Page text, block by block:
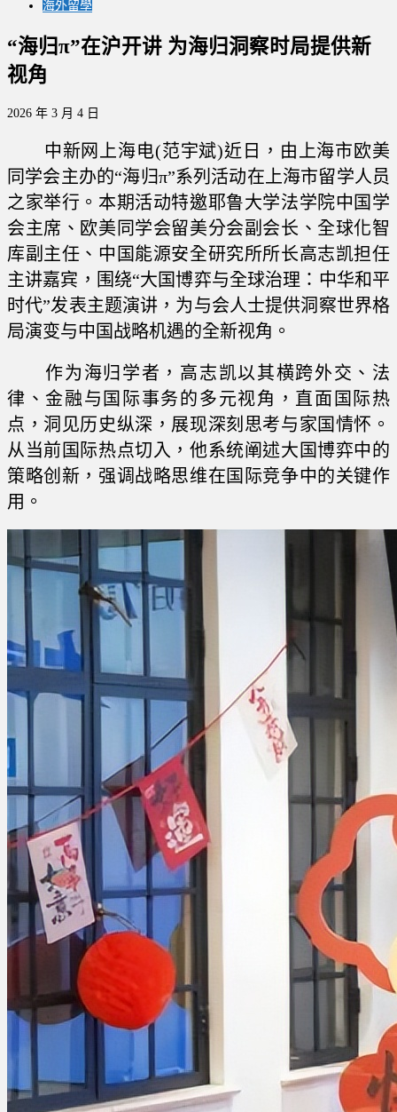
海外留學
“海归π”在沪开讲 为海归洞察时局提供新
视角
2026 年 3 月 4 日
中新网上海电(范宇斌)近日，由上海市欧美
同学会主办的“海归π”系列活动在上海市留学人员
之家举行。本期活动特邀耶鲁大学法学院中国学
会主席、欧美同学会留美分会副会长、全球化智
库副主任、中国能源安全研究所所长高志凯担任
主讲嘉宾，围绕“大国博弈与全球治理：中华和平
时代”发表主题演讲，为与会人士提供洞察世界格
局演变与中国战略机遇的全新视角。
作为海归学者，高志凯以其横跨外交、法
律、金融与国际事务的多元视角，直面国际热
点，洞见历史纵深，展现深刻思考与家国情怀。
从当前国际热点切入，他系统阐述大国博弈中的
策略创新，强调战略思维在国际竞争中的关键作
用。